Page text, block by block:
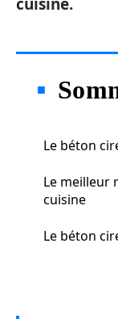
Le béton
Le meilleur
cuisine
Le béton